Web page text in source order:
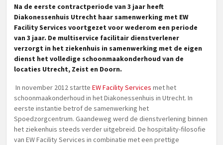
Na de eerste contractperiode van 3 jaar heeft
Diakonessenhuis Utrecht haar samenwerking met EW
Facility Services voortgezet voor wederom een periode
van 3 jaar. De multiservice facilitair dienstverlener
verzorgt in het ziekenhuis in samenwerking met de eigen
dienst het volledige schoonmaakonderhoud van de
locaties Utrecht, Zeist en Doorn.
In november 2012 startte EW Facility Services met het
schoonmaakonderhoud in het Diakonessenhuis in Utrecht. In
eerste instantie betrof de samenwerking het
Spoedzorgcentrum. Gaandeweg werd de dienstverlening binnen
het ziekenhuis steeds verder uitgebreid. De hospitality-filosofie
van EW Facility Services in combinatie met een prettige